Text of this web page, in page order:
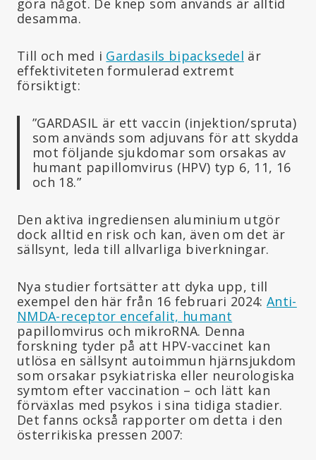
göra något. De knep som används är alltid
desamma.
Till och med i Gardasils bipacksedel är
effektiviteten formulerad extremt
försiktigt:
”GARDASIL är ett vaccin (injektion/spruta)
som används som adjuvans för att skydda
mot följande sjukdomar som orsakas av
humant papillomvirus (HPV) typ 6, 11, 16
och 18.”
Den aktiva ingrediensen aluminium utgör
dock alltid en risk och kan, även om det är
sällsynt, leda till allvarliga biverkningar.
Nya studier fortsätter att dyka upp, till
exempel den här från 16 februari 2024:Anti-
NMDA-receptor encefalit, humant
papillomvirus och mikroRNA. Denna
forskning tyder på att HPV-vaccinet kan
utlösa en sällsynt autoimmun hjärnsjukdom
som orsakar psykiatriska eller neurologiska
symtom efter vaccination – och lätt kan
förväxlas med psykos i sina tidiga stadier.
Det fanns också rapporter om detta i den
österrikiska pressen 2007: